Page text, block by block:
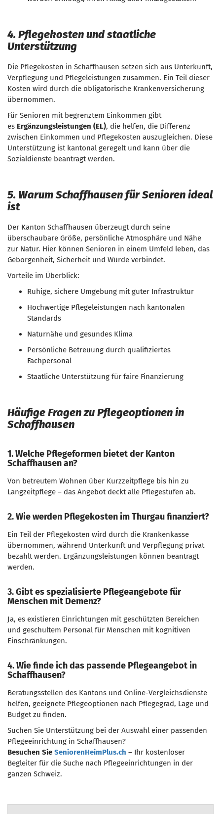
4. Pflegekosten und staatliche
Unterstützung
Die Pflegekosten in Schaffhausen setzen sich aus Unterkunft,
Verpflegung und Pflegeleistungen zusammen. Ein Teil dieser
Kosten wird durch die obligatorische Krankenversicherung
übernommen.
Für Senioren mit begrenztem Einkommen gibt
es Ergänzungsleistungen (EL), die helfen, die Differenz
zwischen Einkommen und Pflegekosten auszugleichen. Diese
Unterstützung ist kantonal geregelt und kann über die
Sozialdienste beantragt werden.
5. Warum Schaffhausen für Senioren ideal
ist
Der Kanton Schaffhausen überzeugt durch seine
überschaubare Größe, persönliche Atmosphäre und Nähe
zur Natur. Hier können Senioren in einem Umfeld leben, das
Geborgenheit, Sicherheit und Würde verbindet.
Vorteile im Überblick:
Ruhige, sichere Umgebung mit guter Infrastruktur
Hochwertige Pflegeleistungen nach kantonalen
Standards
Naturnähe und gesundes Klima
Persönliche Betreuung durch qualifiziertes
Fachpersonal
Staatliche Unterstützung für faire Finanzierung
Häufige Fragen zu Pflegeoptionen in
Schaffhausen
1. Welche Pflegeformen bietet der Kanton
Schaffhausen an?
Von betreutem Wohnen über Kurzzeitpflege bis hin zu
Langzeitpflege – das Angebot deckt alle Pflegestufen ab.
2. Wie werden Pflegekosten im Thurgau finanziert?
Ein Teil der Pflegekosten wird durch die Krankenkasse
übernommen, während Unterkunft und Verpflegung privat
bezahlt werden. Ergänzungsleistungen können beantragt
werden.
3. Gibt es spezialisierte Pflegeangebote für
Menschen mit Demenz?
Ja, es existieren Einrichtungen mit geschützten Bereichen
und geschultem Personal für Menschen mit kognitiven
Einschränkungen.
4. Wie finde ich das passende Pflegeangebot in
Schaffhausen?
Beratungsstellen des Kantons und Online-Vergleichsdienste
helfen, geeignete Pflegeoptionen nach Pflegegrad, Lage und
Budget zu finden.
Suchen Sie Unterstützung bei der Auswahl einer passenden
Pflegeeinrichtung in Schaffhausen?
Besuchen Sie SeniorenHeimPlus.ch – Ihr kostenloser
Begleiter für die Suche nach Pflegeeinrichtungen in der
ganzen Schweiz.